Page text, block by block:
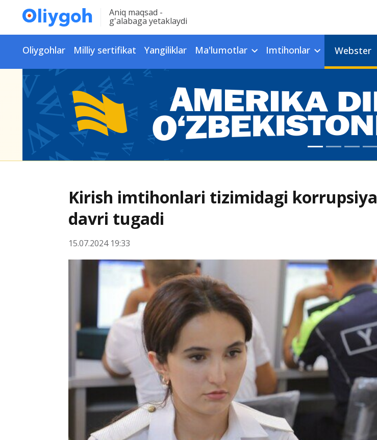
Aniq maqsad -
g'alabaga yetaklaydi
Oliygohlar Milliy sertifikat Yangiliklar Ma'lumotlar Imtihonlar Webster
Kirish imtihonlari tizimidagi korrupsiya
davri tugadi
15.07.2024 19:33